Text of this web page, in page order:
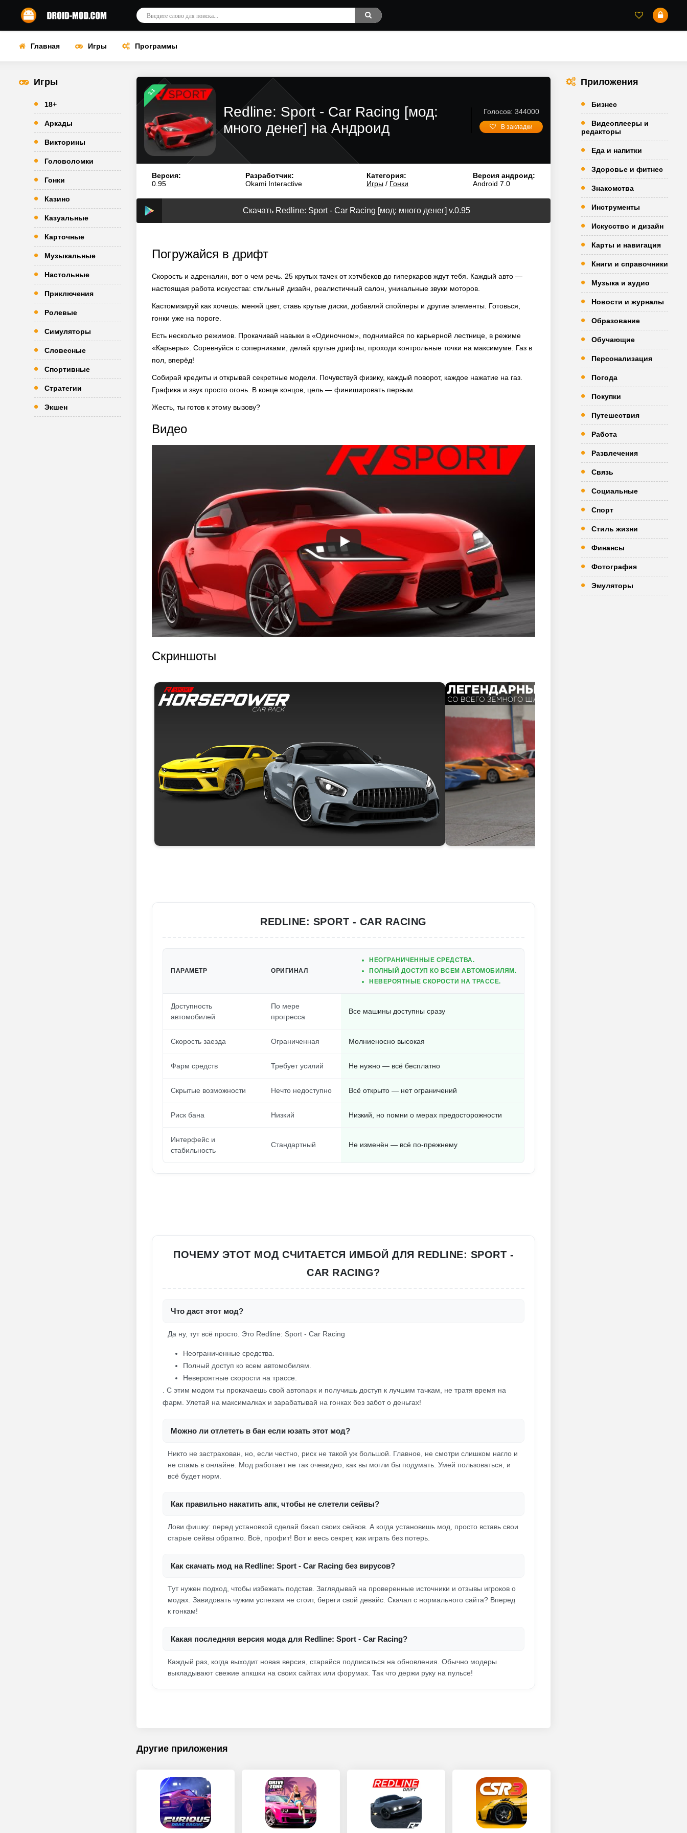
Главная Игры Программы
Игры
18+
Аркады
Викторины
Головоломки
Гонки
Казино
Казуальные
Карточные
Музыкальные
Настольные
Приключения
Ролевые
Симуляторы
Словесные
Спортивные
Стратегии
Экшен
3.1
Redline: Sport - Car Racing [мод:
много денег] на Андроид
Голосов: 344000
В закладки
Версия:
0.95
Разработчик:
Okami Interactive
Категория:
Игры / Гонки
Версия андроид:
Android 7.0
Скачать Redline: Sport - Car Racing [мод: много денег] v.0.95
Погружайся в дрифт
Скорость и адреналин, вот о чем речь. 25 крутых тачек от хэтчбеков до гиперкаров ждут тебя. Каждый авто —
настоящая работа искусства: стильный дизайн, реалистичный салон, уникальные звуки моторов.
Кастомизируй как хочешь: меняй цвет, ставь крутые диски, добавляй спойлеры и другие элементы. Готовься,
гонки уже на пороге.
Есть несколько режимов. Прокачивай навыки в «Одиночном», поднимайся по карьерной лестнице, в режиме
«Карьеры». Соревнуйся с соперниками, делай крутые дрифты, проходи контрольные точки на максимуме. Газ в
пол, вперёд!
Собирай кредиты и открывай секретные модели. Почувствуй физику, каждый поворот, каждое нажатие на газ.
Графика и звук просто огонь. В конце концов, цель — финишировать первым.
Жесть, ты готов к этому вызову?
Видео
Скриншоты
REDLINE: SPORT - CAR RACING
ПАРАМЕТР ОРИГИНАЛ
НЕОГРАНИЧЕННЫЕ СРЕДСТВА.
ПОЛНЫЙ ДОСТУП КО ВСЕМ АВТОМОБИЛЯМ.
НЕВЕРОЯТНЫЕ СКОРОСТИ НА ТРАССЕ.
Доступность
автомобилей
По мере
прогресса
Все машины доступны сразу
Скорость заезда Ограниченная Молниеносно высокая
Фарм средств Требует усилий Не нужно — всё бесплатно
Скрытые возможности Нечто недоступно Всё открыто — нет ограничений
Риск бана Низкий Низкий, но помни о мерах предосторожности
Интерфейс и
стабильность
Стандартный Не изменён — всё по-прежнему
ПОЧЕМУ ЭТОТ МОД СЧИТАЕТСЯ ИМБОЙ ДЛЯ REDLINE: SPORT -
CAR RACING?
Что даст этот мод?
Да ну, тут всё просто. Это Redline: Sport - Car Racing
Неограниченные средства.
Полный доступ ко всем автомобилям.
Невероятные скорости на трассе.
. С этим модом ты прокачаешь свой автопарк и получишь доступ к лучшим тачкам, не тратя время на
фарм. Улетай на максималках и зарабатывай на гонках без забот о деньгах!
Можно ли отлететь в бан если юзать этот мод?
Никто не застрахован, но, если честно, риск не такой уж большой. Главное, не смотри слишком нагло и
не спамь в онлайне. Мод работает не так очевидно, как вы могли бы подумать. Умей пользоваться, и
всё будет норм.
Как правильно накатить апк, чтобы не слетели сейвы?
Лови фишку: перед установкой сделай бэкап своих сейвов. А когда установишь мод, просто вставь свои
старые сейвы обратно. Всё, профит! Вот и весь секрет, как играть без потерь.
Как скачать мод на Redline: Sport - Car Racing без вирусов?
Тут нужен подход, чтобы избежать подстав. Заглядывай на проверенные источники и отзывы игроков о
модах. Завидовать чужим успехам не стоит, береги свой девайс. Скачал с нормального сайта? Вперед
к гонкам!
Какая последняя версия мода для Redline: Sport - Car Racing?
Каждый раз, когда выходит новая версия, старайся подписаться на обновления. Обычно модеры
выкладывают свежие апкшки на своих сайтах или форумах. Так что держи руку на пульсе!
Другие приложения
Приложения
Бизнес
Видеоплееры и
редакторы
Еда и напитки
Здоровье и фитнес
Знакомства
Инструменты
Искусство и дизайн
Карты и навигация
Книги и справочники
Музыка и аудио
Новости и журналы
Образование
Обучающие
Персонализация
Погода
Покупки
Путешествия
Работа
Развлечения
Связь
Социальные
Спорт
Стиль жизни
Финансы
Фотография
Эмуляторы